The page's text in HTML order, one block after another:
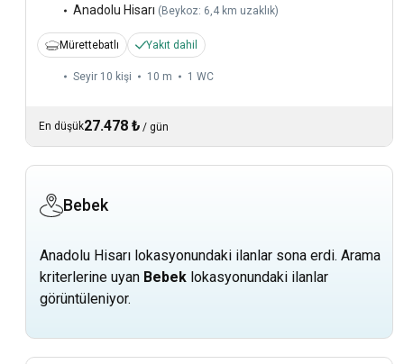
Anadolu Hisarı ( Beykoz: 6,4 km uzaklık)
Mürettebatlı Yakıt dahil
Seyir 10 kişi 10 m 1 WC
En düşük27.478 ₺ / gün
Bebek
Anadolu Hisarı lokasyonundaki ilanlar sona erdi. Arama
kriterlerine uyan Bebek lokasyonundaki ilanlar
görüntüleniyor.